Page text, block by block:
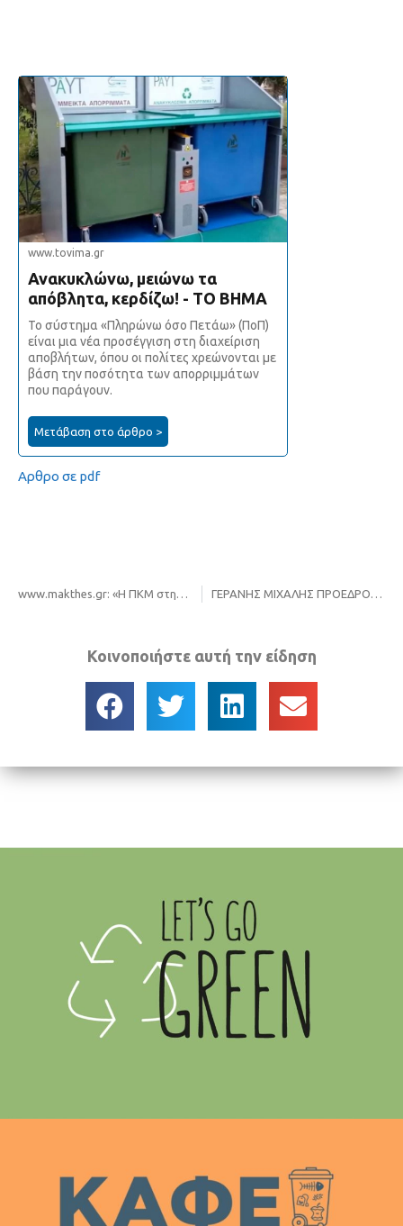
www.tovima.gr
Ανακυκλώνω, µειώνω τα
απόβλητα, κερδίζω! - ΤΟ ΒΗΜΑ
Το σύστημα «Πληρώνω όσο Πετάω» (ΠοΠ)
είναι μια νέα προσέγγιση στη διαχείριση
αποβλήτων, όπου οι πολίτες χρεώνονται με
βάση την ποσότητα των απορριμμάτων
που παράγουν.
Μετάβαση στο άρθρο >
Αρθρο σε pdf
www.makthes.gr: «Η ΠΚΜ στην τρίτη συνάντηση των εταίρων του έργου «CITISYSTEM» ΓΕΡΑΝΗΣ ΜΙΧΑΛΗΣ ΠΡΟΕΔΡΟΣ ΦΟΔΣΑ ΚΕΝΤΡΙΚΗΣ ΜΑΚΕΔΟΝΙΑΣ. STO EPIKENTRO-GNOMI TV
Κοινοποιήστε αυτή την είδηση